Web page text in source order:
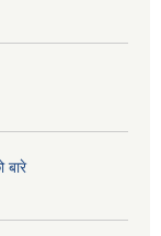
बारे